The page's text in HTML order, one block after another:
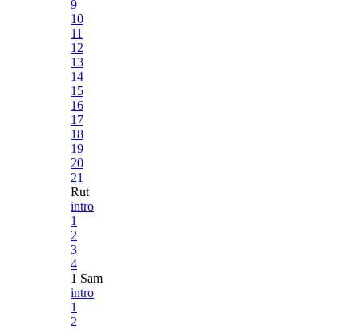
9
10
11
12
13
14
15
16
17
18
19
20
21
Rut
intro
1
2
3
4
1 Sam
intro
1
2